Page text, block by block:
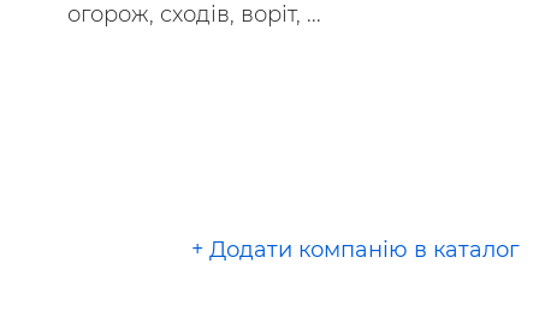
огорож, сходів, воріт, ...
+ Додати компанію в каталог